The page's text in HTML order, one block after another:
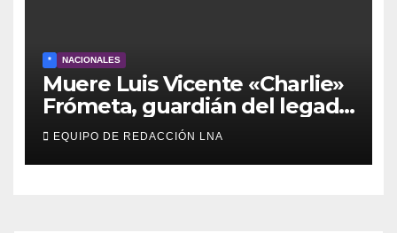
* NACIONALES
Muere Luis Vicente «Charlie»
Frómeta, guardián del legado
musical de la Billo’s Caracas
Boys
EQUIPO DE REDACCIÓN LNA